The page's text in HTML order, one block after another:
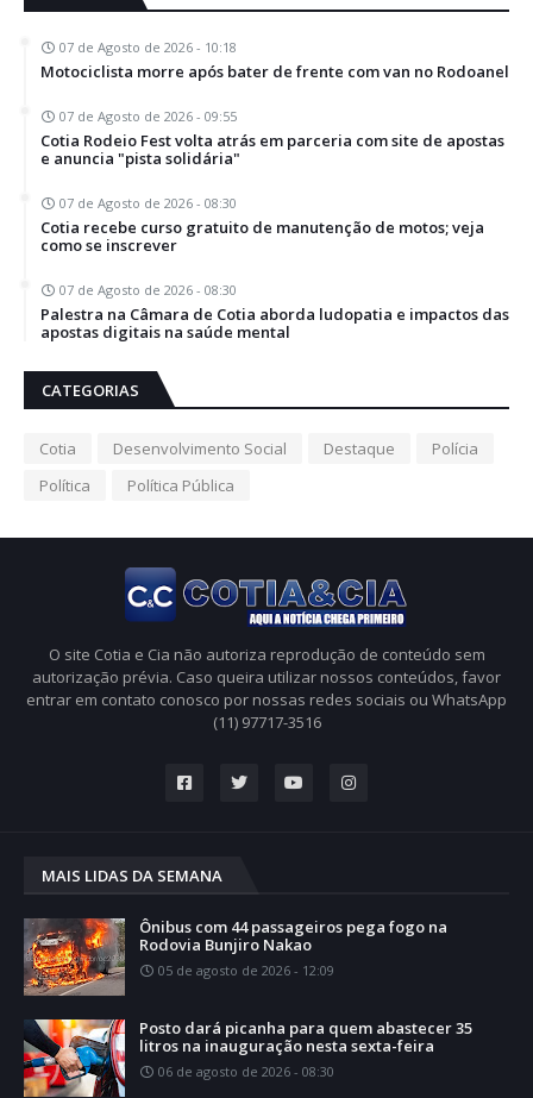
07 de Agosto de 2026 - 10:18
Motociclista morre após bater de frente com van no Rodoanel
07 de Agosto de 2026 - 09:55
Cotia Rodeio Fest volta atrás em parceria com site de apostas
e anuncia "pista solidária"
07 de Agosto de 2026 - 08:30
Cotia recebe curso gratuito de manutenção de motos; veja
como se inscrever
07 de Agosto de 2026 - 08:30
Palestra na Câmara de Cotia aborda ludopatia e impactos das
apostas digitais na saúde mental
CATEGORIAS
Cotia Desenvolvimento Social Destaque
Polícia
Política
Política Pública
O site Cotia e Cia não autoriza reprodução de conteúdo sem
autorização prévia. Caso queira utilizar nossos conteúdos, favor
entrar em contato conosco por nossas redes sociais ou WhatsApp
(11) 97717-3516
MAIS LIDAS DA SEMANA
Ônibus com 44 passageiros pega fogo na
Rodovia Bunjiro Nakao
05 de agosto de 2026 - 12:09
Posto dará picanha para quem abastecer 35
litros na inauguração nesta sexta-feira
06 de agosto de 2026 - 08:30